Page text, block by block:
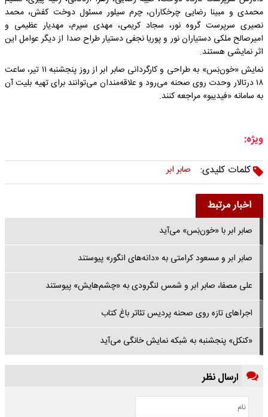
محمدی و مبینا رضایی چرخکاران، چرم سیلور مسئول دوخت کفش، محمد
نصیری سرپرست گروه نور، سجاد کریمی، مهدی سپرم، مهدیار عظیمی و
امیرصالح ملکی دستیاران نور و پوریا نجفی دستیار طراح صدا از دیگر عوامل این
اثر نمایشی هستند.
نمایش «خون‌بَس» به طراحی و کارگردانی صابر ابر از روز پنجشنبه ۱۱ تیر، ساعت
۱۸ درتالار وحدت روی صحنه می‌رود و علاقه‌مندان می‌توانند برای تهیه بلیت آن
به سامانه «فیدیبو» مراجعه کنند.
ویژه:
کلمات کلیدی:
صابر ابر
اخبار مرتبط
صابر ابر با «خون‌بَس» می‌آید
صابر ابر و مسعود کرامتی به «دانه‌های انگور» پیوستند
علی مصفا، صابر ابر و شمس لنگرودی به «چشم‌هایش» پیوستند
اجراهای تازه روی صحنه پردیس تئاتر باغ کتاب
«کنکل» پنجشنبه به شبکه نمایش خانگی می‌آید
ارسال نظر